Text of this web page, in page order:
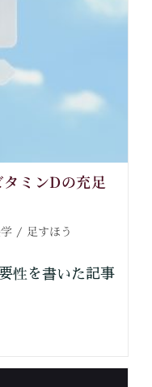
ミンDの充足
/ 足すほう
性を書いた記事